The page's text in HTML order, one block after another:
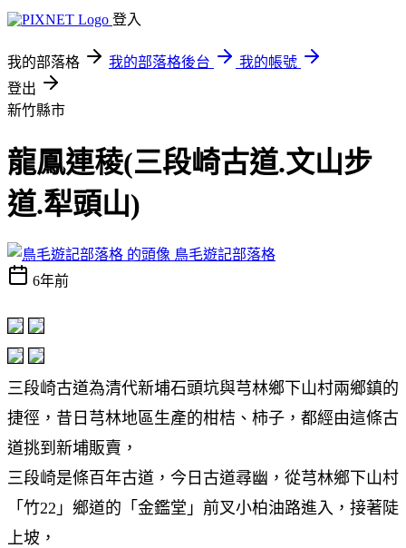
登入
我的部落格 我的部落格後台
我的帳號
登出
新竹縣市
龍鳳連稜(三段崎古道.文山步
道.犁頭山)
鳥毛遊記部落格
6年前
三段崎古道為清代新埔石頭坑與芎林鄉下山村兩鄉鎮的
捷徑，昔日芎林地區生產的柑桔、柿子，都經由這條古
道挑到新埔販賣，
三段崎是條百年古道，今日古道尋幽，從芎林鄉下山村
「竹22」鄉道的「金鑑堂」前叉小柏油路進入，接著陡
上坡，